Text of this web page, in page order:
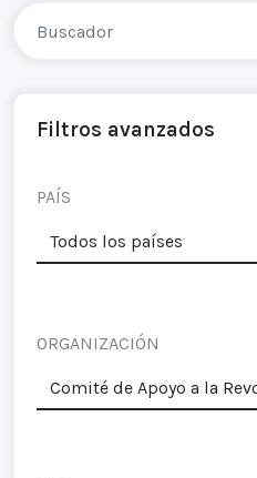
Filtros avanzados
PAÍS
ORGANIZACIÓN